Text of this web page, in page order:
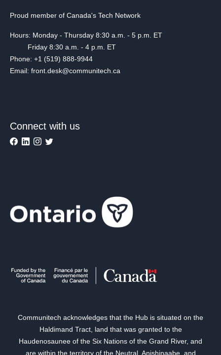
Proud member of Canada's Tech Network
Hours: Monday - Thursday 8:30 a.m. - 5 p.m. ET
Friday 8:30 a.m. - 4 p.m. ET
Phone: +1 (519) 888-9944
Email: front.desk@communitech.ca
Connect with us
Communitech acknowledges that the Hub is situated on the
Haldimand Tract, land that was granted to the
Haudenosaunee of the Six Nations of the Grand River, and
are within the territory of the Neutral, Anishinaabe, and